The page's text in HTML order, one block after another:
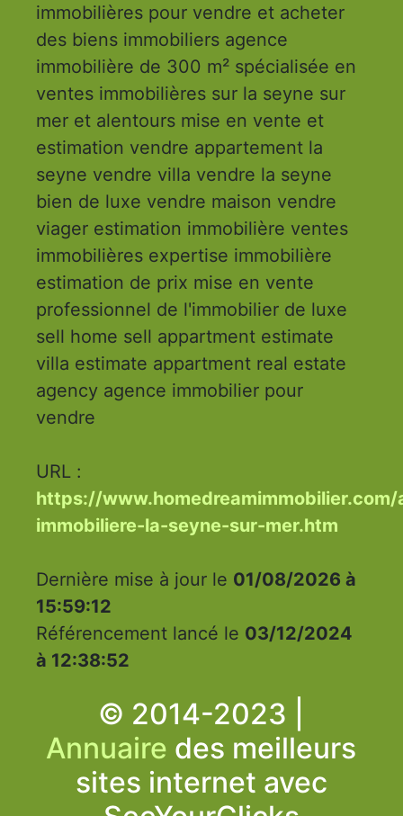
immobilières pour vendre et acheter
des biens immobiliers agence
immobilière de 300 m² spécialisée en
ventes immobilières sur la seyne sur
mer et alentours mise en vente et
estimation vendre appartement la
seyne vendre villa vendre la seyne
bien de luxe vendre maison vendre
viager estimation immobilière ventes
immobilières expertise immobilière
estimation de prix mise en vente
professionnel de l'immobilier de luxe
sell home sell appartment estimate
villa estimate appartment real estate
agency agence immobilier pour
vendre
URL :
https://
immobiliere-la-seyne-sur-mer.htm
Dernière mise à jour le 01/08/2026 à
15:59:12
Référencement lancé le 03/12/2024
à 12:38:52
© 2014-2023 |
Annuaire des meilleurs
sites internet avec